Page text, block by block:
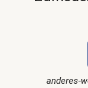
anderes-